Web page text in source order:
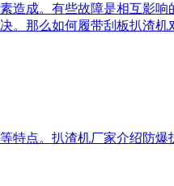
成。有些故障是相互影
那么如何履带刮板扒渣
点。扒渣机厂家介绍防